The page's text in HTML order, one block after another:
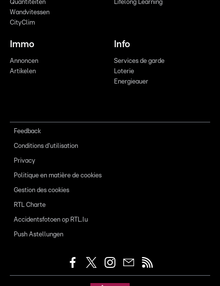
Quantitéiten
Wandvitessen
CityClim
Lifelong Learning
Immo
Annoncen
Artikelen
Info
Services de garde
Loterie
Energieauer
Feedback
Conditions d'utilisation
Privacy
Politique en matière de cookies
Gestion des cookies
RTL Charte
Accidentsfotoen op RTL.lu
Push Astellungen